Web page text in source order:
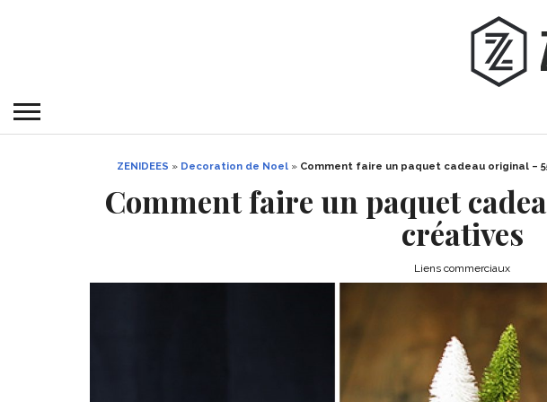
ZENIDEES » Decoration de Noel » Comment faire un paquet cadeau original –
Comment faire un paquet
créatives
Liens commerciaux